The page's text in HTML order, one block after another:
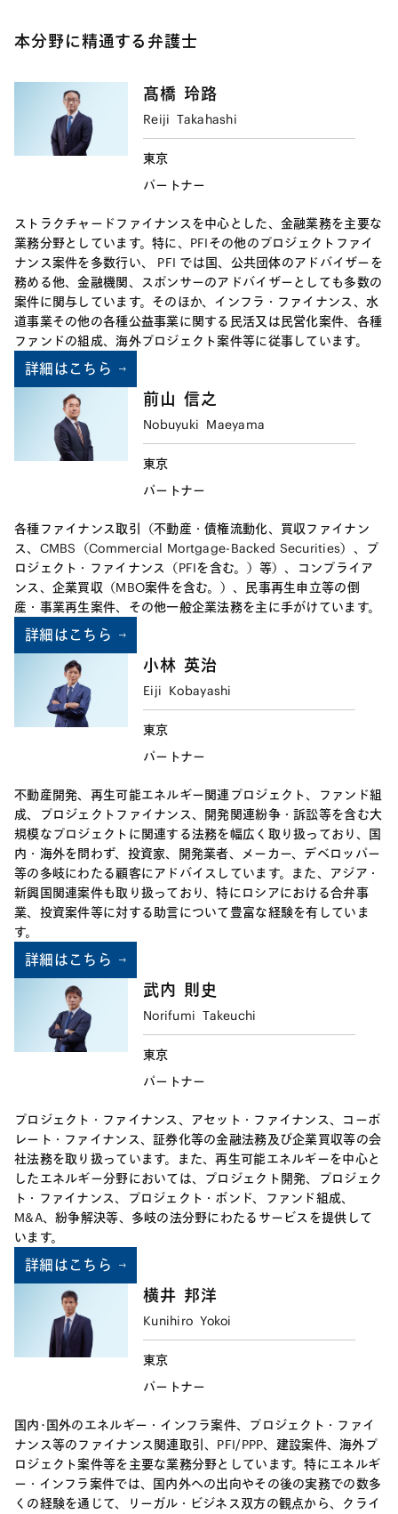
本分野に精通する弁護士
髙橋 玲路
Reiji Takahashi
東京
パートナー
ストラクチャードファイナンスを中心とした、金融業務を主要な
業務分野としています。特に、PFIその他のプロジェクトファイ
ナンス案件を多数行い、 PFI では国、公共団体のアドバイザーを
務める他、金融機関、スポンサーのアドバイザーとしても多数の
案件に関与しています。そのほか、インフラ・ファイナンス、水
道事業その他の各種公益事業に関する民活又は民営化案件、各種
ファンドの組成、海外プロジェクト案件等に従事しています。
詳細はこちら
前山 信之
Nobuyuki Maeyama
東京
パートナー
各種ファイナンス取引（不動産・債権流動化、買収ファイナン
ス、CMBS（Commercial Mortgage-Backed Securities）、プ
ロジェクト・ファイナンス（PFIを含む。）等）、コンプライア
ンス、企業買収（MBO案件を含む。）、民事再生申立等の倒
産・事業再生案件、その他一般企業法務を主に手がけています。
詳細はこちら
小林 英治
Eiji Kobayashi
東京
パートナー
不動産開発、再生可能エネルギー関連プロジェクト、ファンド組
成、プロジェクトファイナンス、開発関連紛争・訴訟等を含む大
規模なプロジェクトに関連する法務を幅広く取り扱っており、国
内・海外を問わず、投資家、開発業者、メーカー、デベロッパー
等の多岐にわたる顧客にアドバイスしています。また、アジア・
新興国関連案件も取り扱っており、特にロシアにおける合弁事
業、投資案件等に対する助言について豊富な経験を有していま
す。
詳細はこちら
武内 則史
Norifumi Takeuchi
東京
パートナー
プロジェクト・ファイナンス、アセット・ファイナンス、コーポ
レート・ファイナンス、証券化等の金融法務及び企業買収等の会
社法務を取り扱っています。また、再生可能エネルギーを中心と
したエネルギー分野においては、プロジェクト開発、プロジェク
ト・ファイナンス、プロジェクト・ボンド、ファンド組成、
M&A、紛争解決等、多岐の法分野にわたるサービスを提供して
います。
詳細はこちら
横井 邦洋
Kunihiro Yokoi
東京
パートナー
国内･国外のエネルギー・インフラ案件、プロジェクト・ファイ
ナンス等のファイナンス関連取引、PFI/PPP、建設案件、海外プ
ロジェクト案件等を主要な業務分野としています。特にエネルギ
ー・インフラ案件では、国内外への出向やその後の実務での数多
くの経験を通じて、リーガル・ビジネス双方の観点から、クライ